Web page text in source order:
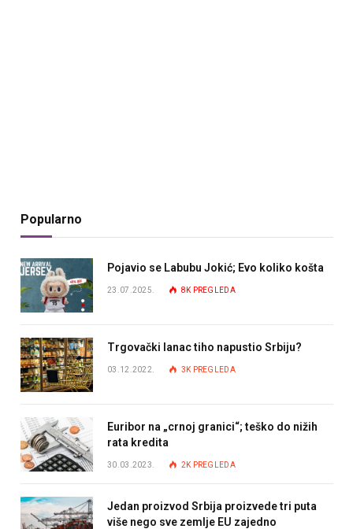
Popularno
Pojavio se Labubu Jokić; Evo koliko košta
23.07.2025. 8K PREGLEDA
Trgovački lanac tiho napustio Srbiju?
03.12.2022. 3K PREGLEDA
Euribor na „crnoj granici“; teško do nižih
rata kredita
30.03.2023. 2K PREGLEDA
Jedan proizvod Srbija proizvede tri puta
više nego sve zemlje EU zajedno